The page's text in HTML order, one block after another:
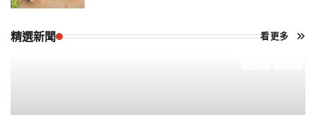
精選新聞 看更多